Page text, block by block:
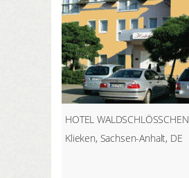
HOTEL WALDSCHLÖSSCHEN
Klieken, Sachsen-Anhalt, DE